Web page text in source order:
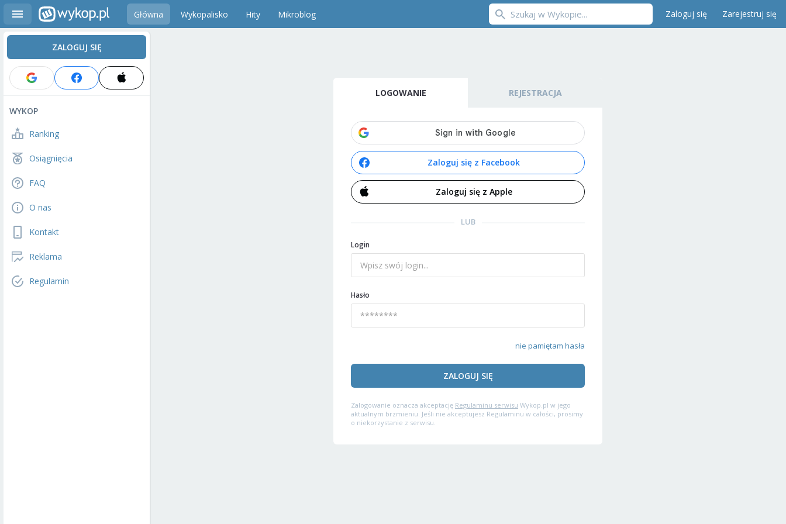
Główna Wykopalisko Hity Mikroblog Zaloguj się Zarejestruj się
ZALOGUJ SIĘ
WYKOP
Ranking
Osiągnięcia
FAQ
O nas
Kontakt
Reklama
Regulamin
LOGOWANIE REJESTRACJA
Zaloguj się z Facebook
Zaloguj się z Apple
LUB
Login
Hasło
nie pamiętam hasła
ZALOGUJ SIĘ
Zalogowanie oznacza akceptację Regulaminu serwisu Wykop.pl w jego
aktualnym brzmieniu. Jeśli nie akceptujesz Regulaminu w całości, prosimy
o niekorzystanie z serwisu.